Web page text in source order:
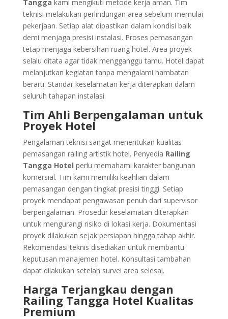
Tangga kami mengikuti metode kerja aman. Tim
teknisi melakukan perlindungan area sebelum memulai
pekerjaan. Setiap alat dipastikan dalam kondisi baik
demi menjaga presisi instalasi. Proses pemasangan
tetap menjaga kebersihan ruang hotel. Area proyek
selalu ditata agar tidak mengganggu tamu. Hotel dapat
melanjutkan kegiatan tanpa mengalami hambatan
berarti. Standar keselamatan kerja diterapkan dalam
seluruh tahapan instalasi.
Tim Ahli Berpengalaman untuk
Proyek Hotel
Pengalaman teknisi sangat menentukan kualitas
pemasangan railing artistik hotel. Penyedia Railing
Tangga Hotel perlu memahami karakter bangunan
komersial. Tim kami memiliki keahlian dalam
pemasangan dengan tingkat presisi tinggi. Setiap
proyek mendapat pengawasan penuh dari supervisor
berpengalaman. Prosedur keselamatan diterapkan
untuk mengurangi risiko di lokasi kerja. Dokumentasi
proyek dilakukan sejak persiapan hingga tahap akhir.
Rekomendasi teknis disediakan untuk membantu
keputusan manajemen hotel. Konsultasi tambahan
dapat dilakukan setelah survei area selesai.
Harga Terjangkau dengan
Railing Tangga Hotel Kualitas
Premium